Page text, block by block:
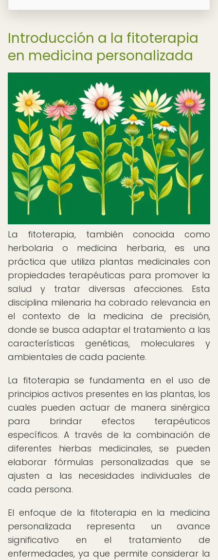
Introducción a la fitoterapia
en medicina personalizada
La fitoterapia, también conocida como
herbolaria o medicina herbaria, es una
práctica que utiliza plantas medicinales con
propiedades terapéuticas para promover la
salud y tratar diversas afecciones. Esta
disciplina milenaria ha cobrado relevancia en
el contexto de la medicina de precisión,
donde se busca adaptar el tratamiento a las
características genéticas, moleculares y
ambientales de cada paciente.
La fitoterapia se fundamenta en el uso de
principios activos presentes en las plantas, los
cuales pueden actuar de manera sinérgica
para brindar efectos terapéuticos
específicos. A través de la combinación de
diferentes hierbas medicinales, se pueden
elaborar fórmulas personalizadas que se
ajusten a las necesidades individuales de
cada persona.
El enfoque de la fitoterapia en la medicina
personalizada representa un avance
significativo en el tratamiento de
enfermedades, ya que permite considerar la